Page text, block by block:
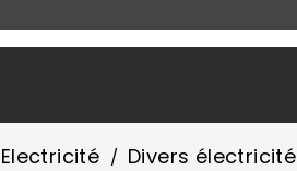
Electricité Divers électricité